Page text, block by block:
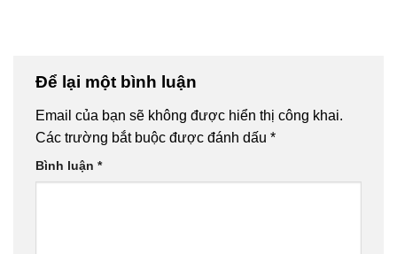
Để lại một bình luận
Email của bạn sẽ không được hiển thị công khai.
Các trường bắt buộc được đánh dấu *
Bình luận *